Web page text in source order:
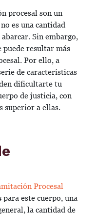
procesal son un
es una cantidad
Sin embargo,
puede resultar más
Por ello, a
de características
dificultarte tu
de justicia, con
superior a ellas.
Procesal
para este cuerpo, una
la cantidad de